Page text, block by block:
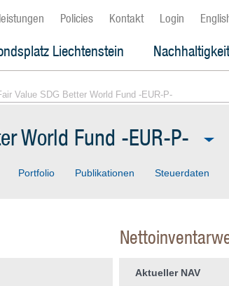
Policies Kontakt Login
Liechtenstein Nachhaltigkeit
Value SDG Better World Fund -EUR-P-
World Fund -EUR-P-
Portfolio Publikationen Steuerdaten
Aktueller NAV